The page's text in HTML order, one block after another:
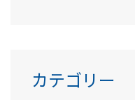
カテゴリー